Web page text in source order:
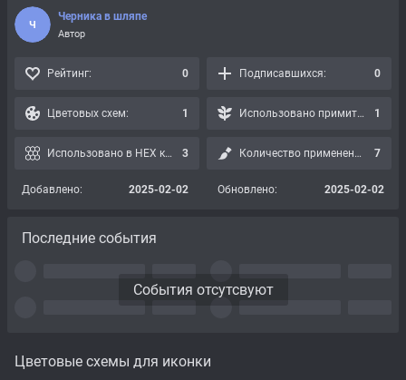
Цветовые схемы для иконки
Ч
Черника в шляпе
Автор
Рейтинг: 0 Подписавшихся: 0
Цветовых схем: 1 Использовано примитивов: 1
Использовано в HEX картах: 3 Количество применений: 7
Добавлено: 2025-02-02 Обновлено: 2025-02-02
Последние события
События отсутсвуют